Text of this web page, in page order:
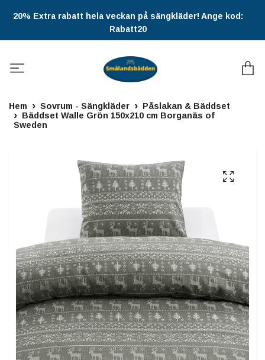
20% Extra rabatt hela veckan på sängkläder! Ange kod:
Rabatt20
Hem Sovrum - Sängkläder
Påslakan & Bäddset
Bäddset Walle Grön 150x210 cm Borganäs of
Sweden